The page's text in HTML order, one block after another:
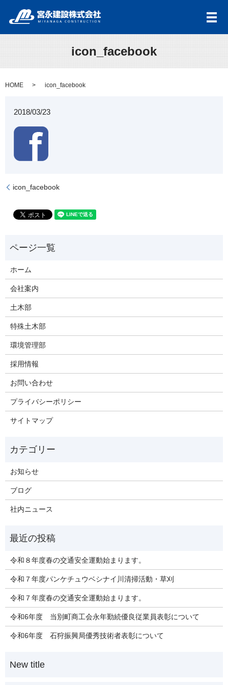
メ
icon_facebook
HOME icon_facebook
2018/03/23
icon_facebook
ホーム
会社案内
土木部
特殊土木部
環境管理部
採用情報
お問い合わせ
プライバシーポリシー
サイトマップ
お知らせ
ブログ
社内ニュース
令和８年度春の交通安全運動始まります。
令和７年度パンケチュウベシナイ川清掃活動・草刈
令和７年度春の交通安全運動始まります。
令和6年度 当別町商工会永年勤続優良従業員表彰について
令和6年度 石狩振興局優秀技術者表彰について